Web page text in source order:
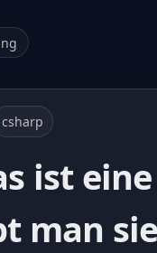
csharp
ist
man